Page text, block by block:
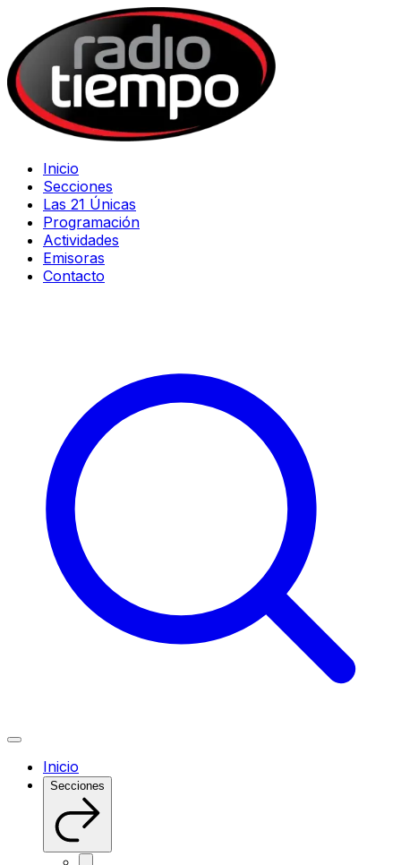
Inicio
Secciones
Las 21 Únicas
Programación
Actividades
Emisoras
Contacto
Inicio
Secciones